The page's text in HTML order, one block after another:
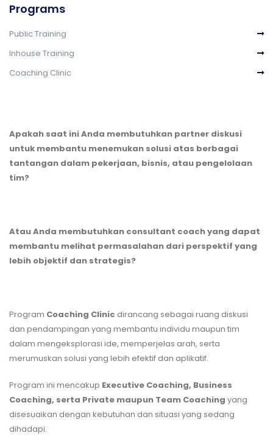
Programs
Public Training
Inhouse Training
Coaching Clinic
Apakah saat ini Anda membutuhkan partner diskusi
untuk membantu menemukan solusi atas berbagai
tantangan dalam pekerjaan, bisnis, atau pengelolaan
tim?
Atau Anda membutuhkan consultant coach yang dapat
membantu melihat permasalahan dari perspektif yang
lebih objektif dan strategis?
Program Coaching Clinic dirancang sebagai ruang diskusi
dan pendampingan yang membantu individu maupun tim
dalam mengeksplorasi ide, memperjelas arah, serta
merumuskan solusi yang lebih efektif dan aplikatif.
Program ini mencakup Executive Coaching, Business
Coaching, serta Private maupun Team Coaching yang
disesuaikan dengan kebutuhan dan situasi yang sedang
dihadapi.